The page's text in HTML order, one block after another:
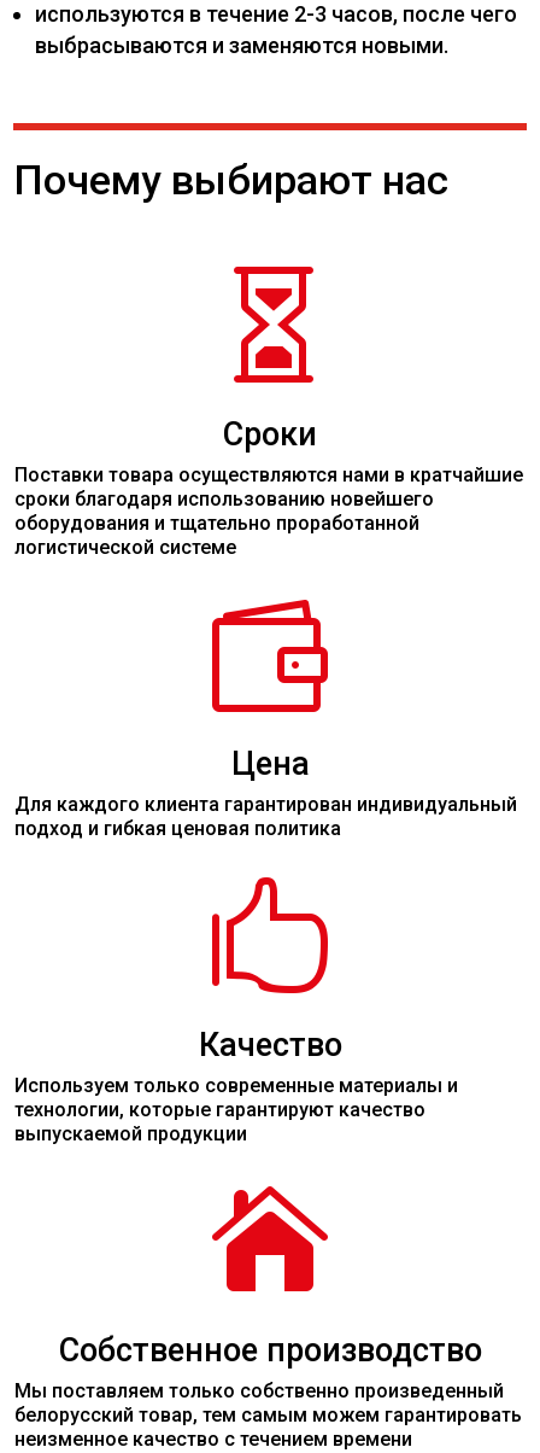
используются в течение 2-3 часов, после чего
выбрасываются и заменяются новыми.
Почему выбирают нас

Сроки
Поставки товара осуществляются нами в кратчайшие
сроки благодаря использованию новейшего
оборудования и тщательно проработанной
логистической системе

Цена
Для каждого клиента гарантирован индивидуальный
подход и гибкая ценовая политика

Качество
Используем только современные материалы и
технологии, которые гарантируют качество
выпускаемой продукции

Собственное производство
Мы поставляем только собственно произведенный
белорусский товар, тем самым можем гарантировать
неизменное качество с течением времени